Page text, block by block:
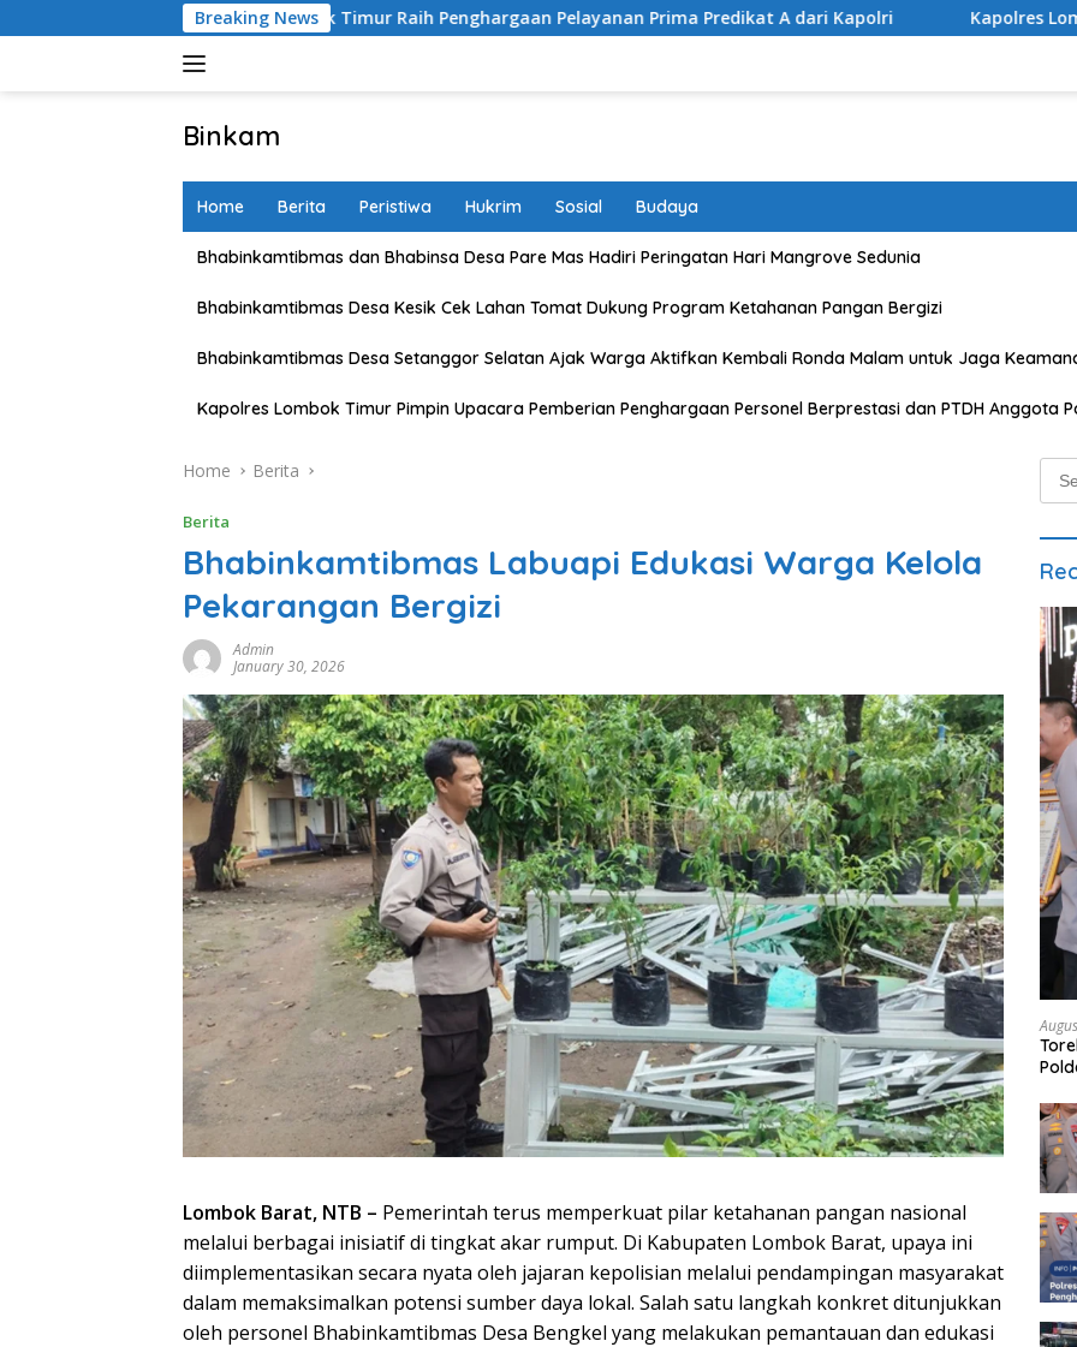
to
Breaking News
Kapolres Lombok Timur Raih Penghargaan Pelayanan Prima Predikat A dari Kapolri Kapolres Lombok Timur Raih
Binkam
Home Berita Peristiwa Hukrim Sosial Budaya
Bhabinkamtibmas dan Bhabinsa Desa Pare Mas Hadiri Peringatan Hari Mangrove Sedunia
Bhabinkamtibmas Desa Kesik Cek Lahan Tomat Dukung Program Ketahanan Pangan Bergizi
Bhabinkamtibmas Desa Setanggor Selatan Ajak Warga Aktifkan Kembali Ronda Malam untuk Jaga
Kapolres Lombok Timur Pimpin Upacara Pemberian Penghargaan Personel Berprestasi dan PTDH Anggota
Home Berita
Berita
Bhabinkamtibmas Labuapi Edukasi Warga Kelola
Pekarangan Bergizi
Admin
January 30, 2026
Lombok Barat, NTB – Pemerintah terus memperkuat pilar ketahanan pangan nasional
melalui berbagai inisiatif di tingkat akar rumput. Di Kabupaten Lombok Barat, upaya ini
diimplementasikan secara nyata oleh jajaran kepolisian melalui pendampingan masyarakat
dalam memaksimalkan potensi sumber daya lokal. Salah satu langkah konkret ditunjukkan
oleh personel Bhabinkamtibmas Desa Bengkel yang melakukan pemantauan dan edukasi
for: